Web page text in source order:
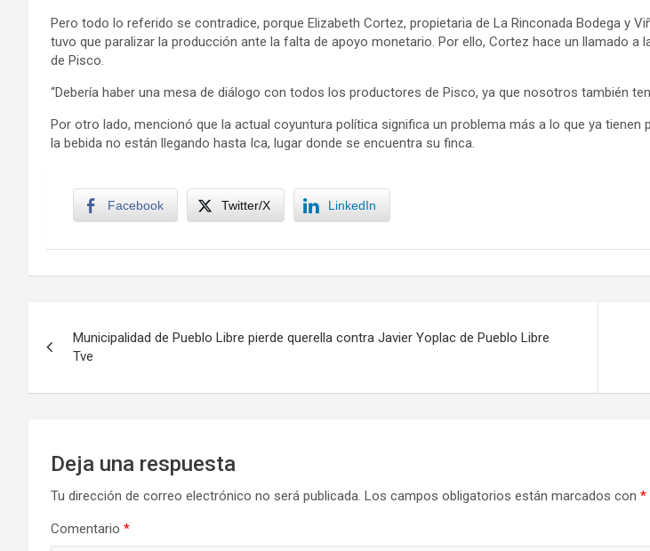
Pero todo lo referido se contradice, porque Elizabeth Cortez, propietaria de La Rinconada Bodega y
tuvo que paralizar la producción ante la falta de apoyo monetario. Por ello, Cortez hace un llamado
de Pisco.
“Debería haber una mesa de diálogo con todos los productores de Pisco, ya que nosotros también
Por otro lado, mencionó que la actual coyuntura política significa un problema más a lo que ya
la bebida no están llegando hasta Ica, lugar donde se encuentra su finca.
Facebook Twitter/X LinkedIn
de
entradas
Municipalidad de Pueblo Libre pierde querella contra Javier Yoplac de Pueblo Libre
Tve
Deja una respuesta
Tu dirección de correo electrónico no será publicada. Los campos obligatorios están marcados con *
Comentario *